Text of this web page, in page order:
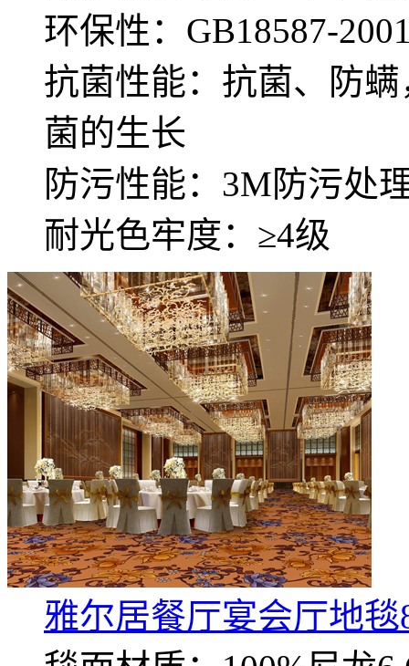
环保性：GB18587-
抗菌性能：抗菌、防
菌的生长
防污性能：3M防污处
耐光色牢度：≥4级
雅尔居餐厅宴会厅地毯